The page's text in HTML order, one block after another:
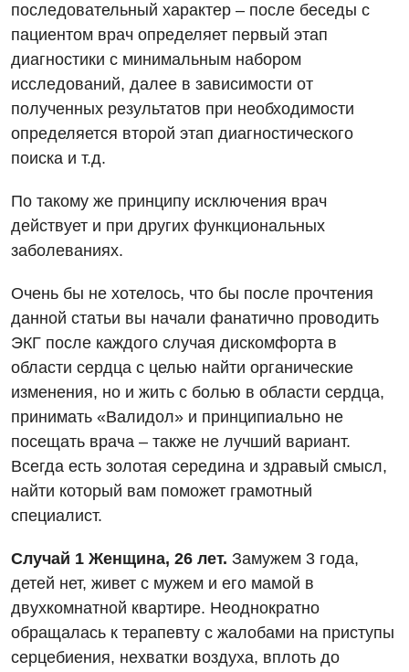
последовательный характер – после беседы с
пациентом врач определяет первый этап
диагностики с минимальным набором
исследований, далее в зависимости от
полученных результатов при необходимости
определяется второй этап диагностического
поиска и т.д.
По такому же принципу исключения врач
действует и при других функциональных
заболеваниях.
Очень бы не хотелось, что бы после прочтения
данной статьи вы начали фанатично проводить
ЭКГ после каждого случая дискомфорта в
области сердца с целью найти органические
изменения, но и жить с болью в области сердца,
принимать «Валидол» и принципиально не
посещать врача – также не лучший вариант.
Всегда есть золотая середина и здравый смысл,
найти который вам поможет грамотный
специалист.
Случай 1 Женщина, 26 лет. Замужем 3 года,
детей нет, живет с мужем и его мамой в
двухкомнатной квартире. Неоднократно
обращалась к терапевту с жалобами на приступы
серцебиения, нехватки воздуха, вплоть до